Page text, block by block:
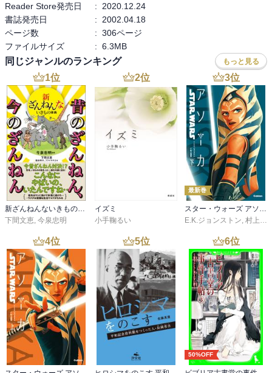
Reader Store発売日
:
2020.12.24
書誌発売日
:
2002.04.18
ページ数
: 306ページ
ファイルサイズ
: 6.3MB
同じジャンルのランキング もっと見る
1位
新ざんねんないきもの事典 昔のざんねん、今のざんねん
下間文恵, 今泉忠明
2位
イズミ
小手鞠るい
3位
最新巻
スター・ウォーズ アソーカ 下
E.K.ジョンストン, 村上清幸
4位 5位 6位
50%OFF